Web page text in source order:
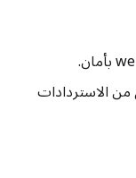
من الاستردادات